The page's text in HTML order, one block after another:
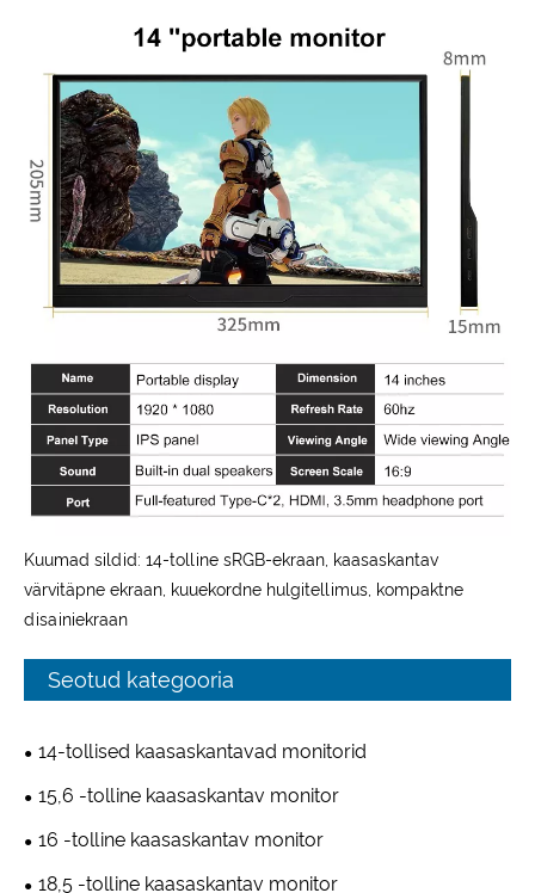
Kuumad sildid: 14-tolline sRGB-ekraan, kaasaskantav
värvitäpne ekraan, kuuekordne hulgitellimus, kompaktne
disainiekraan
Seotud kategooria
14-tollised kaasaskantavad monitorid
15,6 -tolline kaasaskantav monitor
16 -tolline kaasaskantav monitor
18,5 -tolline kaasaskantav monitor